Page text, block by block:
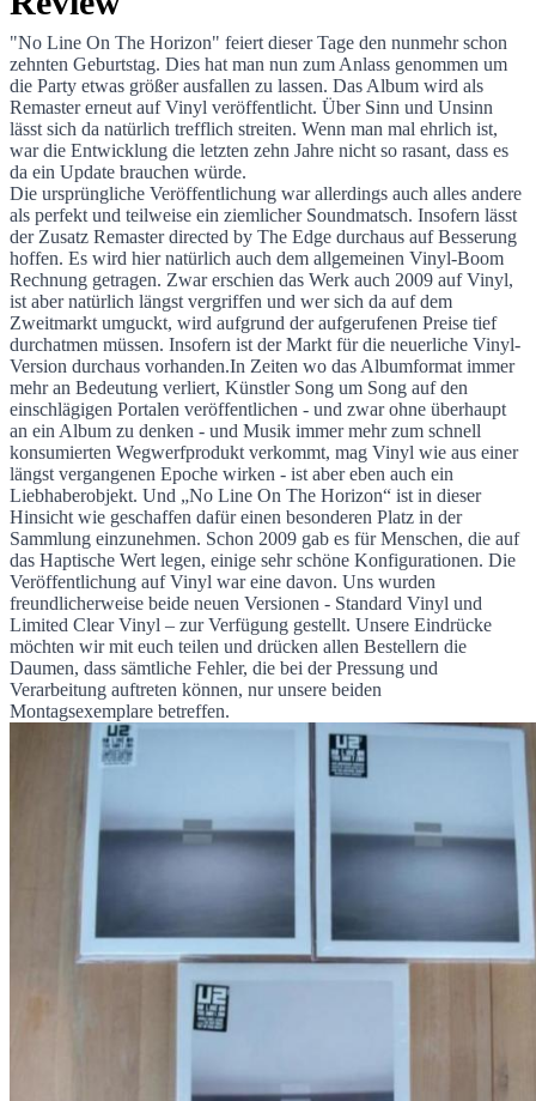
No Line On The Horizon – Remastered
"No Line On The Horizon" feiert dieser Tage den nunmehr schon
zehnten Geburtstag. Dies hat man nun zum Anlass genommen um
die Party etwas größer ausfallen zu lassen. Das Album wird als
Remaster erneut auf Vinyl veröffentlicht. Über Sinn und Unsinn
lässt sich da natürlich trefflich streiten. Wenn man mal ehrlich ist,
war die Entwicklung die letzten zehn Jahre nicht so rasant, dass es
da ein Update brauchen würde.
Die ursprüngliche Veröffentlichung war allerdings auch alles andere
als perfekt und teilweise ein ziemlicher Soundmatsch. Insofern lässt
der Zusatz Remaster directed by The Edge durchaus auf Besserung
hoffen. Es wird hier natürlich auch dem allgemeinen Vinyl-Boom
Rechnung getragen. Zwar erschien das Werk auch 2009 auf Vinyl,
ist aber natürlich längst vergriffen und wer sich da auf dem
Zweitmarkt umguckt, wird aufgrund der aufgerufenen Preise tief
durchatmen müssen. Insofern ist der Markt für die neuerliche Vinyl-
Version durchaus vorhanden.In Zeiten wo das Albumformat immer
mehr an Bedeutung verliert, Künstler Song um Song auf den
einschlägigen Portalen veröffentlichen - und zwar ohne überhaupt
an ein Album zu denken - und Musik immer mehr zum schnell
konsumierten Wegwerfprodukt verkommt, mag Vinyl wie aus einer
längst vergangenen Epoche wirken - ist aber eben auch ein
Liebhaberobjekt. Und „No Line On The Horizon“ ist in dieser
Hinsicht wie geschaffen dafür einen besonderen Platz in der
Sammlung einzunehmen. Schon 2009 gab es für Menschen, die auf
das Haptische Wert legen, einige sehr schöne Konfigurationen. Die
Veröffentlichung auf Vinyl war eine davon. Uns wurden
freundlicherweise beide neuen Versionen - Standard Vinyl und
Limited Clear Vinyl – zur Verfügung gestellt. Unsere Eindrücke
möchten wir mit euch teilen und drücken allen Bestellern die
Daumen, dass sämtliche Fehler, die bei der Pressung und
Verarbeitung auftreten können, nur unsere beiden
Montagsexemplare betreffen.